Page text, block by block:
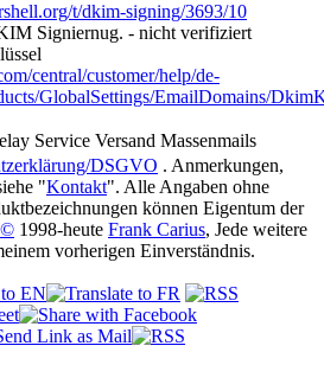
t/dkim-signing/3693/10
Signiernug. - nicht verifiziert
central/customer/help/de-
GlobalSettings/EmailDomains/
Service Versand Massenmails
DSGVO . Anmerkungen,
"Kontakt". Alle Angaben ohne
können Eigentum der
© 1998-heute Frank Carius, Jede weitere
vorherigen Einverständnis.